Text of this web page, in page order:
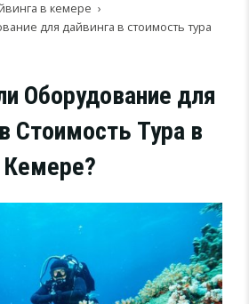
в кемере
для дайвинга в стоимость тура
Оборудование для
Стоимость Тура в
Кемере?